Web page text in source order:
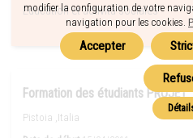
Education et actività sociales
Formation des étudiants PROJET
Pistoia ,Italia
modifier la configuration de votre
navigation pour les cookies.